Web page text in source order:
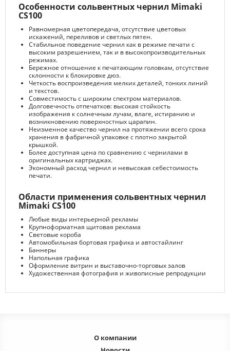
Особенности сольвентных чернил Mimaki
CS100
Равномерная цветопередача, отсутствие цветовых
искажений, переливов и светлых пятен.
Стабильное поведение чернил как в режиме печати с
высоким разрешением, так и в высокопроизводительных
режимах.
Бережное отношение к печатающим головкам, отсутствие
склонности к блокировке дюз.
Четкость воспроизведения мелких деталей, тонких линий
и текстов.
Совместимость с широким спектром материалов.
Долговечность отпечатков: высокая стойкость
изображения к солнечным лучам, влаге, истиранию и
возникновению поверхностных царапин.
Неизменное качество чернил на протяжении всего срока
хранения в фабричной упаковке с плотно закрытой
крышкой.
Более доступная цена по сравнению с чернилами в
оригинальных картриджах.
Экономный расход чернил и невысокая себестоимость
печати.
Области применения сольвентных чернил
Mimaki CS100
Любые виды интерьерной рекламы
Крупноформатная щитовая реклама
Световые короба
Автомобильная бортовая графика и автостайлинг
Баннеры
Напольная графика
Оформление витрин и выставочно-торговых залов
Художественная фотография и живописные репродукции
О компании